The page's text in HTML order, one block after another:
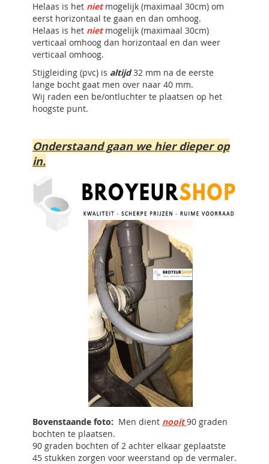
Helaas is het nietmogelijk (maximaal 30cm) om
eerst horizontaal te gaan en dan omhoog.
Helaas is het nietmogelijk (maximaal 30cm)
verticaal omhoog dan horizontaal en dan weer
verticaal omhoog.
Stijgleiding (pvc) is altijd32 mm na de eerste
lange bocht gaat men over naar 40 mm.
Wij raden een be/ontluchter te plaatsen op het
hoogste punt.
Onderstaand gaan we hier dieper op
in.
Bovenstaande foto: Men dient nooit 90 graden
bochten te plaatsen.
90 graden bochten of 2 achter elkaar geplaatste
45 stukken zorgen voor weerstand op de vermaler.